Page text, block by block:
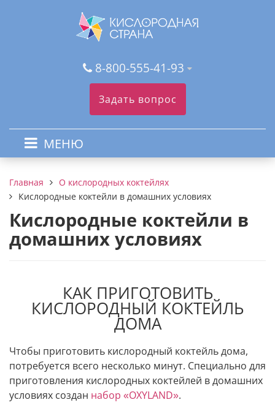
8-800-555-41-93
Задать вопрос
МЕНЮ
Главная
О кислородных коктейлях
Кислородные коктейли в домашних условиях
Кислородные коктейли в
домашних условиях
КАК ПРИГОТОВИТЬ
КИСЛОРОДНЫЙ КОКТЕЙЛЬ
ДОМА
Чтобы приготовить кислородный коктейль дома,
потребуется всего несколько минут. Специально для
приготовления кислородных коктейлей в домашних
условиях создан набор «OXYLAND».